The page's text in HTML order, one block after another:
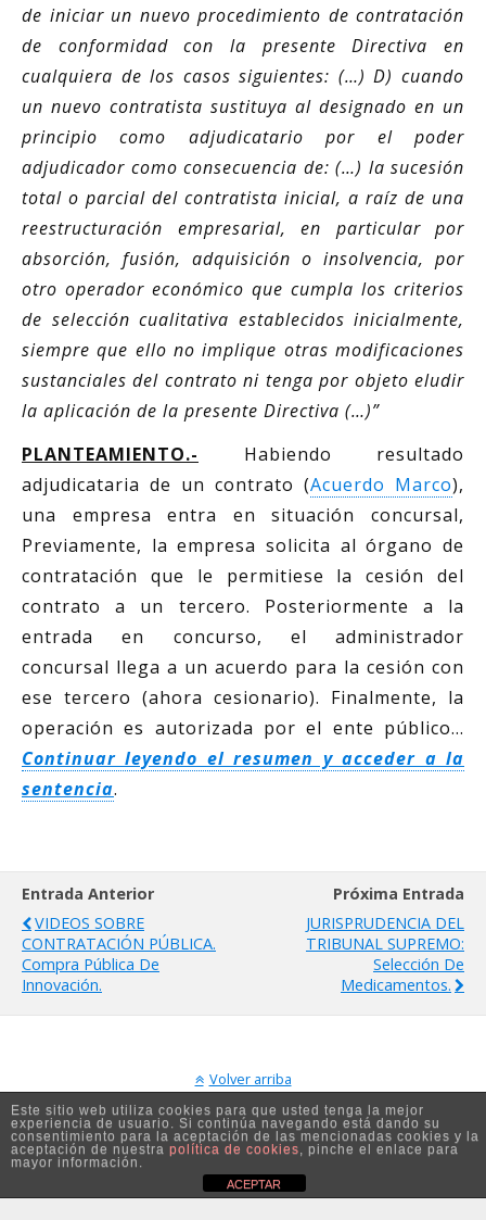
de iniciar un nuevo procedimiento de contratación
de conformidad con la presente Directiva en
cualquiera de los casos siguientes: (…) D) cuando
un nuevo contratista sustituya al designado en un
principio como adjudicatario por el poder
adjudicador como consecuencia de: (…) la sucesión
total o parcial del contratista inicial, a raíz de una
reestructuración empresarial, en particular por
absorción, fusión, adquisición o insolvencia, por
otro operador económico que cumpla los criterios
de selección cualitativa establecidos inicialmente,
siempre que ello no implique otras modificaciones
sustanciales del contrato ni tenga por objeto eludir
la aplicación de la presente Directiva (…)”
PLANTEAMIENTO.- Habiendo resultado
adjudicataria de un contrato (Acuerdo Marco),
una empresa entra en situación concursal,
Previamente, la empresa solicita al órgano de
contratación que le permitiese la cesión del
contrato a un tercero. Posteriormente a la
entrada en concurso, el administrador
concursal llega a un acuerdo para la cesión con
ese tercero (ahora cesionario). Finalmente, la
operación es autorizada por el ente público…
Continuar leyendo el resumen y acceder a la
sentencia.
Entrada Anterior
VIDEOS SOBRE
CONTRATACIÓN PÚBLICA.
Compra Pública De
Innovación.
Próxima Entrada
JURISPRUDENCIA DEL
TRIBUNAL SUPREMO:
Selección De
Medicamentos.
Volver arriba
Móvil Escritorio
Este sitio web utiliza cookies para que usted tenga la mejor
experiencia de usuario. Si continúa navegando está dando su
consentimiento para la aceptación de las mencionadas cookies y la
aceptación de nuestra política de cookies, pinche el enlace para
mayor información.
ACEPTAR